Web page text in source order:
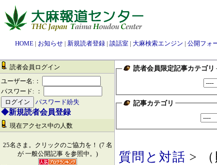
HOME | お知らせ | 新規読者登録 | 談話室 | 大麻検索エンジン | 公開フォ
読者会員ログイン
ユーザー名:：
パスワード: ：
パスワード紛失
◆新規読者会員登録
現在アクセス中の人数
25名さま。クリックのご協力を！ (7 名
が 一般公開記事 を参照中。)
読者会員限定記事カテゴリ
記事カテゴリ
質問と対話 >